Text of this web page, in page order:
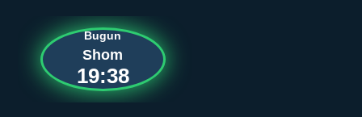
Bugun
Shom
19:38